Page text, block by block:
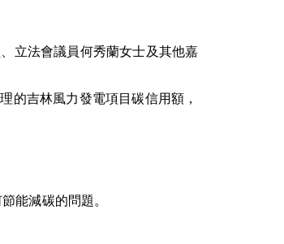
立法會議員何秀蘭女士及其他嘉
的吉林風力發電項目碳信用額，
能減碳的問題。